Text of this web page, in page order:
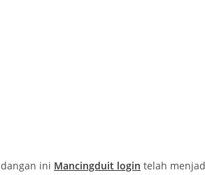
ini Mancingduit login telah